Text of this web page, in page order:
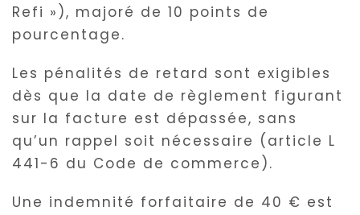
Refi »), majoré de 10 points de
pourcentage.
Les pénalités de retard sont exigibles
dès que la date de règlement figurant
sur la facture est dépassée, sans
qu’un rappel soit nécessaire (article L
441-6 du Code de commerce).
Une indemnité forfaitaire de 40 € est